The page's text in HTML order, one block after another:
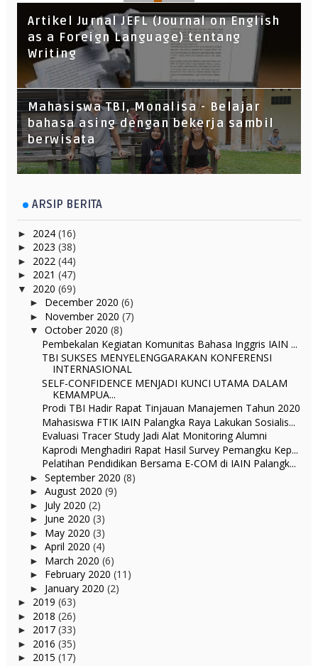
Artikel Jurnal JEFL (Journal on English
as a Foreign Language) tentang
Writing
Mahasiswa TBI, Monalisa - Belajar
bahasa asing dengan bekerja sambil
berwisata
ARSIP BERITA
► 2024 (16)
► 2023 (38)
► 2022 (44)
► 2021 (47)
▼ 2020 (69)
► December 2020 (6)
► November 2020 (7)
▼ October 2020 (8)
Pembekalan Kegiatan Komunitas Bahasa Inggris IAIN ...
TBI SUKSES MENYELENGGARAKAN KONFERENSI
INTERNASIONAL
SELF-CONFIDENCE MENJADI KUNCI UTAMA DALAM
KEMAMPUA...
Prodi TBI Hadir Rapat Tinjauan Manajemen Tahun 2020
Mahasiswa FTIK IAIN Palangka Raya Lakukan Sosialis...
Evaluasi Tracer Study Jadi Alat Monitoring Alumni
Kaprodi Menghadiri Rapat Hasil Survey Pemangku Kep...
Pelatihan Pendidikan Bersama E-COM di IAIN Palangk...
► September 2020 (8)
► August 2020 (9)
► July 2020 (2)
► June 2020 (3)
► May 2020 (3)
► April 2020 (4)
► March 2020 (6)
► February 2020 (11)
► January 2020 (2)
► 2019 (63)
► 2018 (26)
► 2017 (33)
► 2016 (35)
► 2015 (17)